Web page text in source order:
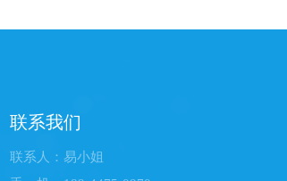
联系我们
联系人：易小姐